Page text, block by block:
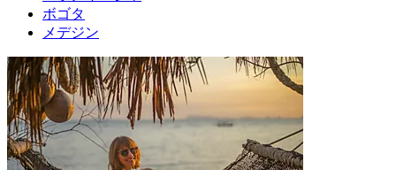
ボゴタ
メデジン